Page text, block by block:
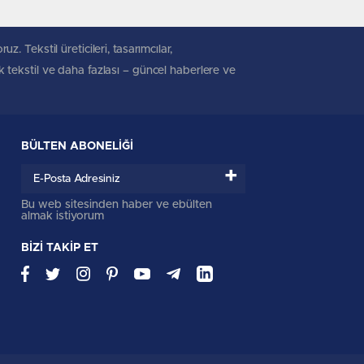
Tekstil üreticileri, tasarımcılar,
tekstil ve daha fazlası – güncel haberlere ve
BÜLTEN ABONELİĞİ
+
Bu web sitesinden haber ve ebülten
almak istiyorum
BİZİ TAKİP ET